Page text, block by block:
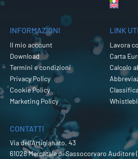
INFORMAZIONI
Il mio account
Download
Termini e condizioni
Privacy Policy
Cookie Policy
Marketing Policy
LINK
Lavora
Carta
Calcolo
CONTATTI
Via dell’Artigianato, 43
61028 Mercatale di Sassocorvaro Auditore